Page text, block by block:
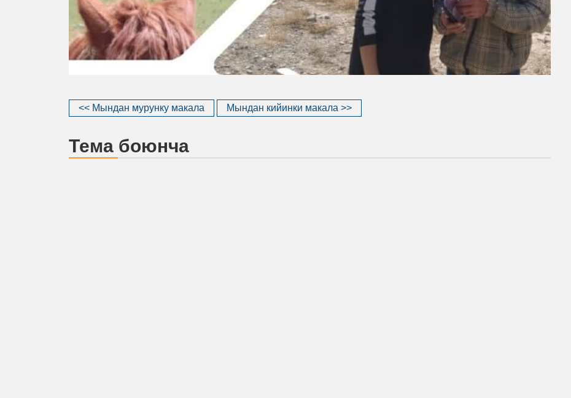
<< Мындан мурунку макала Мындан кийинки макала >>
Тема боюнча